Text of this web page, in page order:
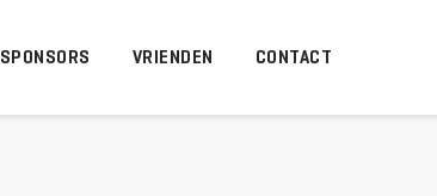
SPONSORS VRIENDEN CONTACT